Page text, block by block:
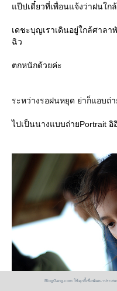
ป๊ปเดี๋ยวที่เพื่อนแจ้งว่าฝนใก
เดชะบุญเราเดินอยู่ใกล้ศาล
ฉิว
ตกหนักด้วยค่ะ
ระหว่างรอฝนหยุด ย่าก็แอบถ่
ไปเป็นนางแบบถ่ายPortrait อิ
BlogGang.com ใช้คุกกี้เพื่อพัฒนาประส